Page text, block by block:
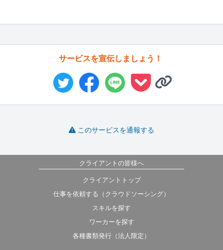
サービスを宣伝しましょう！
このサービスを通報する
クライアントの皆様へ
クライアントトップ
仕事を依頼する（クラウドソーシング）
スキルを探す
ワーカーを探す
各種書類発行（法人限定）